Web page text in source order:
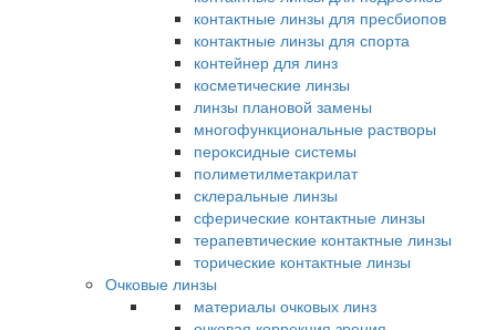
контактные линзы для пресбиопов
контактные линзы для спорта
контейнер для линз
косметические линзы
линзы плановой замены
многофункциональные растворы
пероксидные системы
полиметилметакрилат
склеральные линзы
сферические контактные линзы
терапевтические контактные линзы
торические контактные линзы
Очковые линзы
материалы очковых линз